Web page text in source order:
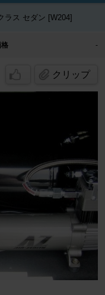
ラス セダン [W204]
格 -
クリップ